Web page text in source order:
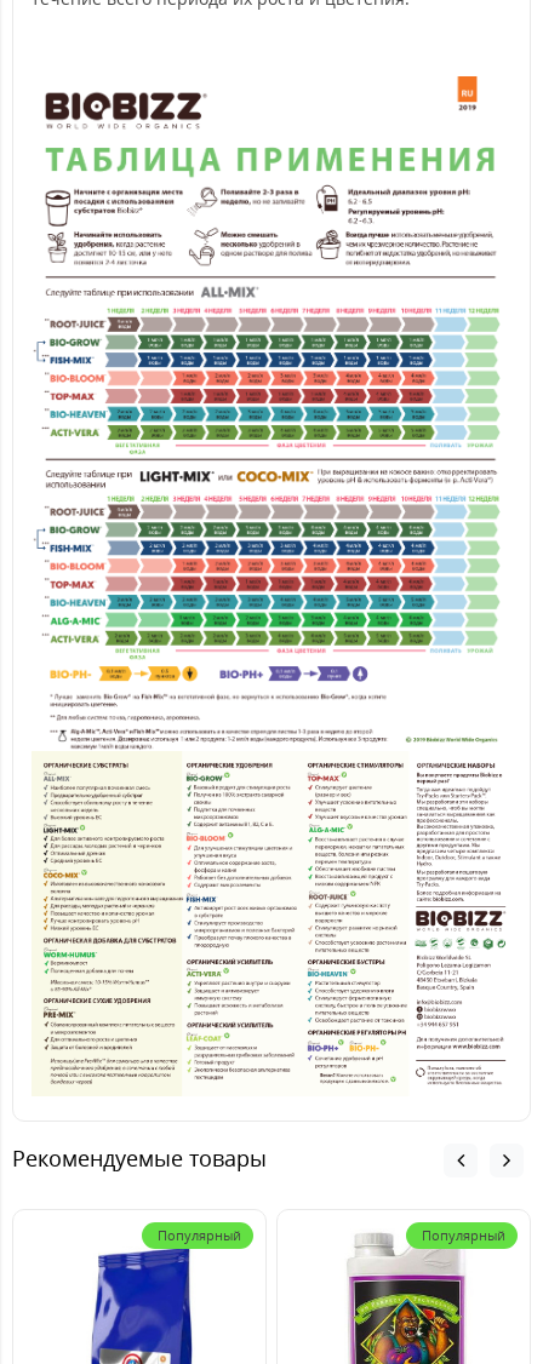
Рекомендуемые товары
Популярный Популярный